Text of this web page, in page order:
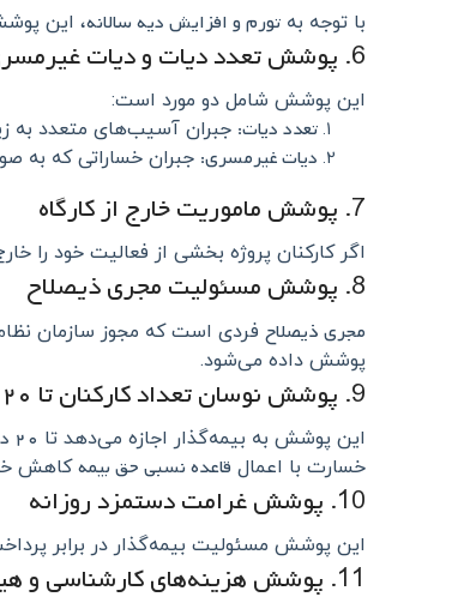
با توجه به تورم و افزایش دیه سالانه، این
6. پوشش تعدد دیات و دیات غیرمسری
این پوشش شامل دو مورد است:
تعدد دیات: جبران آسیب‌های متعدد به
دیات غیرمسری: جبران خساراتی که
7. پوشش ماموریت خارج از کارگاه
اگر کارکنان پروژه بخشی از فعالیت خود را
8. پوشش مسئولیت مجری ذیصلاح
مجری ذیصلاح فردی است که مجوز سازمان
پوشش داده می‌شود.
9. پوشش نوسان تعداد کارکنان تا ۲۰ درصد
این پوشش به بیمه‌گذار اجازه می‌دهد تا ۲۰ درصد افزایش کارکنان
خسارت با اعمال قاعده نسبی حق بیمهکاهش
10. پوشش غرامت دستمزد روزانه
این پوشش مسئولیت بیمه‌گذار در برابر
11. پوشش هزینه‌های کارشناسی و هیات کارشناسی